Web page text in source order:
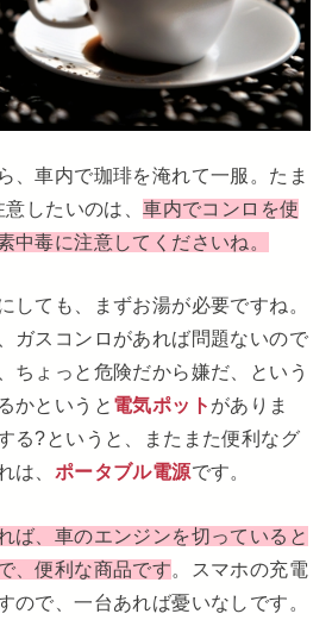
、車内で珈琲を淹れて一服。たま
意したいのは、車内でコンロを使
中毒に注意してくださいね。
しても、まずお湯が必要ですね。
ガスコンロがあれば問題ないので
ちょっと危険だから嫌だ、という
かというと 電気ポット がありま
る?というと、またまた便利なグ
は、 ポータブル電源です。
ば、車のエンジンを切っていると
、便利な商品です。スマホの充電
ので、一台あれば憂いなしです。